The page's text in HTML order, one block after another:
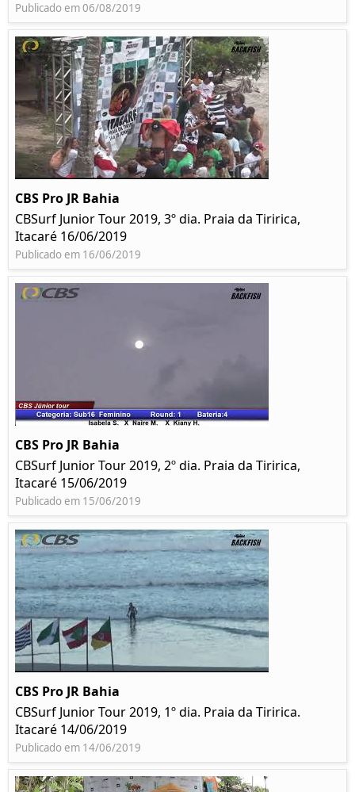
Publicado em 06/08/2019
CBS Pro JR Bahia
CBSurf Junior Tour 2019, 3º dia. Praia da Tiririca,
Itacaré 16/06/2019
Publicado em 16/06/2019
CBS Pro JR Bahia
CBSurf Junior Tour 2019, 2º dia. Praia da Tiririca,
Itacaré 15/06/2019
Publicado em 15/06/2019
CBS Pro JR Bahia
CBSurf Junior Tour 2019, 1º dia. Praia da Tiririca.
Itacaré 14/06/2019
Publicado em 14/06/2019